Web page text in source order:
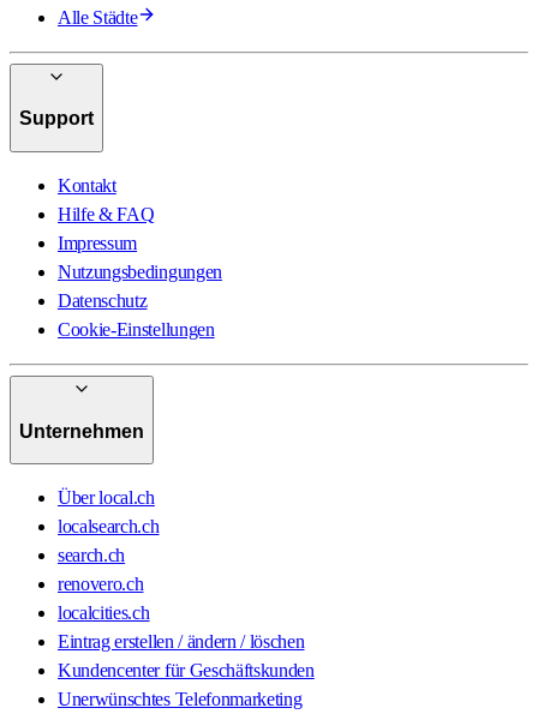
Alle Städte
Support
Kontakt
Hilfe & FAQ
Impressum
Nutzungsbedingungen
Datenschutz
Cookie-Einstellungen
Unternehmen
Über local.ch
localsearch.ch
search.ch
renovero.ch
localcities.ch
Eintrag erstellen / ändern / löschen
Kundencenter für Geschäftskunden
Unerwünschtes Telefonmarketing